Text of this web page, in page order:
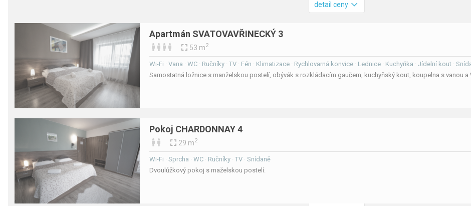
detail ceny
Apartmán SVATOVAVŘINECKÝ 3
53 m2
Wi-Fi · Vana · WC · Ručníky · TV · Fén · Klimatizace · Rychlovarná konvice · Lednice · Kuchyňka · Jídelní kout ·
Samostatná ložnice s manželskou postelí, obývák s rozkládacím gaučem, kuchyňský kout, koupelna s vanou a
Pokoj CHARDONNAY 4
29 m2
Wi-Fi · Sprcha · WC · Ručníky · TV · Snídaně
Dvoulůžkový pokoj s maželskou postelí.